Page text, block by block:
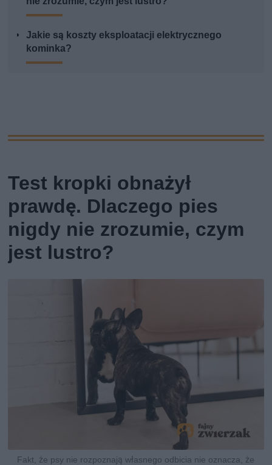
Jakie są koszty eksploatacji elektrycznego
kominka?
Test kropki obnażył
prawdę. Dlaczego pies
nigdy nie zrozumie, czym
jest lustro?
Fakt, że psy nie rozpoznają własnego odbicia nie oznacza, że